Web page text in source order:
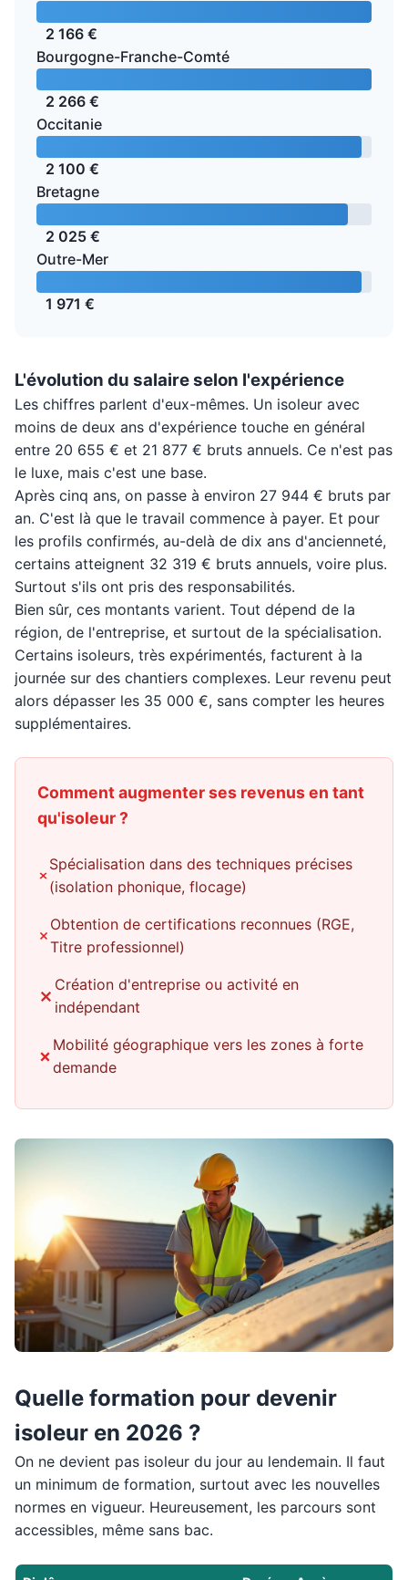
2 166 €
Bourgogne-Franche-Comté
2 266 €
Occitanie
2 100 €
Bretagne
2 025 €
Outre-Mer
1 971 €
L'évolution du salaire selon l'expérience
Les chiffres parlent d'eux-mêmes. Un isoleur avec
moins de deux ans d'expérience touche en général
entre 20 655 € et 21 877 € bruts annuels. Ce n'est pas
le luxe, mais c'est une base.
Après cinq ans, on passe à environ 27 944 € bruts par
an. C'est là que le travail commence à payer. Et pour
les profils confirmés, au-delà de dix ans d'ancienneté,
certains atteignent 32 319 € bruts annuels, voire plus.
Surtout s'ils ont pris des responsabilités.
Bien sûr, ces montants varient. Tout dépend de la
région, de l'entreprise, et surtout de la spécialisation.
Certains isoleurs, très expérimentés, facturent à la
journée sur des chantiers complexes. Leur revenu peut
alors dépasser les 35 000 €, sans compter les heures
supplémentaires.
Comment augmenter ses revenus en tant
qu'isoleur ?
Spécialisation dans des techniques précises
(isolation phonique, flocage)
Obtention de certifications reconnues (RGE,
Titre professionnel)
Création d'entreprise ou activité en
indépendant
Mobilité géographique vers les zones à forte
demande
Quelle formation pour devenir
isoleur en 2026 ?
On ne devient pas isoleur du jour au lendemain. Il faut
un minimum de formation, surtout avec les nouvelles
normes en vigueur. Heureusement, les parcours sont
accessibles, même sans bac.